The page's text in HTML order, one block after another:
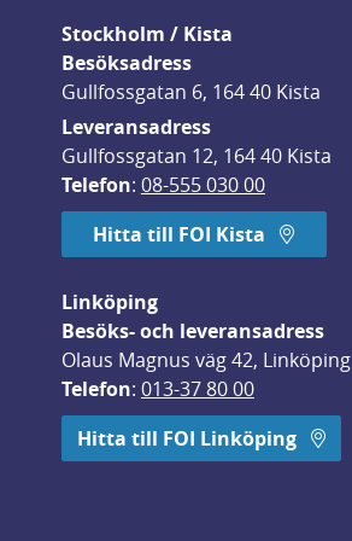
öppnas i nytt fönster.
Stockholm / Kista
Besöksadress
Gullfossgatan 6, 164 40 Kista
Leveransadress
Gullfossgatan 12, 164 40 Kista
Telefon: 08-555 030 00
Hitta till FOI Kista
Linköping
Besöks- och leveransadress
Olaus Magnus väg 42, Linköping
Telefon: 013-37 80 00
Hitta till FOI Linköping